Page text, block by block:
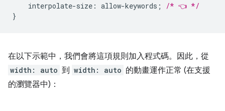
interpolate-size : allow-keywords ;
/* 👈 */
}
在以下示範中，我們會將這項規則加入程式碼。因此，從
width: auto 到 width: auto 的動畫運作正常 (在支援
的瀏覽器中)：